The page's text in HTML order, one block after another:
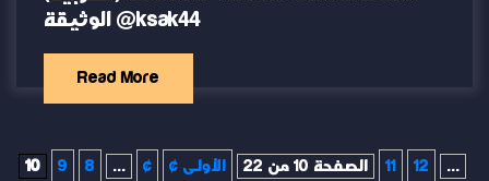
الوثيقة @ksak44
Read More
الصفحة 10 من 22 « الأولى «
...
8
9
10 11 12 ...